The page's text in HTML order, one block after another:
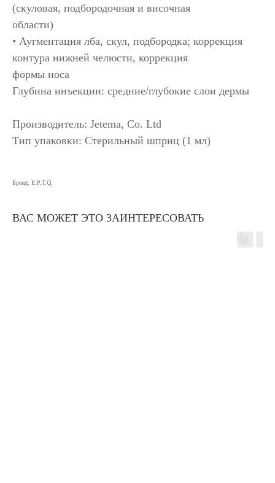
(скуловая, подбородочная и височная
области)
• Аугментация лба, скул, подбородка; коррекция
контура нижней челюсти, коррекция
формы носа
Глубина инъекции: средние/глубокие слои дермы
Производитель: Jetema, Co. Ltd
Тип упаковки: Стерильный шприц (1 мл)
Бренд: E.P.T.Q.
ВАС МОЖЕТ ЭТО ЗАИНТЕРЕСОВАТЬ